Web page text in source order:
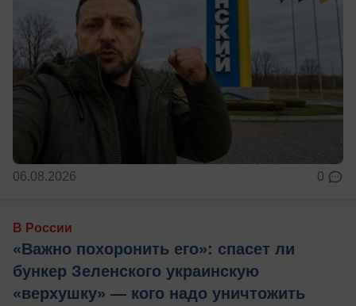
06.08.2026 0
В России
«Важно похоронить его»: спасет ли
бункер Зеленского украинскую
«верхушку» — кого надо уничтожить